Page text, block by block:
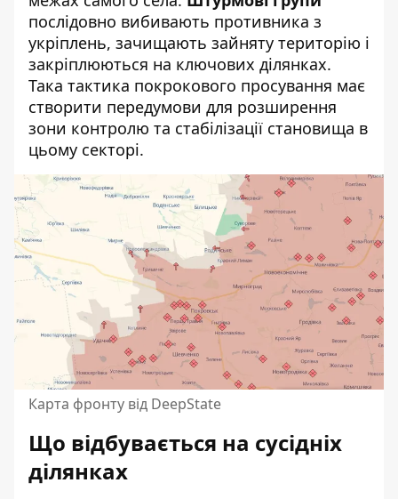
послідовно вибивають противника з
укріплень, зачищають зайняту територію і
закріплюються на ключових ділянках.
Така тактика покрокового просування має
створити передумови для розширення
зони контролю та стабілізації становища в
цьому секторі.
Карта фронту від DeepState
Що відбувається на сусідніх
ділянках